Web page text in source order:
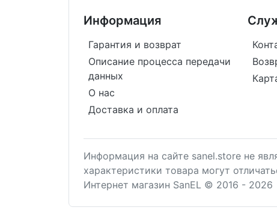
Информация
Гарантия и возврат
Описание процесса передачи
данных
О нас
Доставка и оплата
Информация на сайте sanel.store не
характеристики товара могут
Интернет магазин SanEL © 2016 - 2026